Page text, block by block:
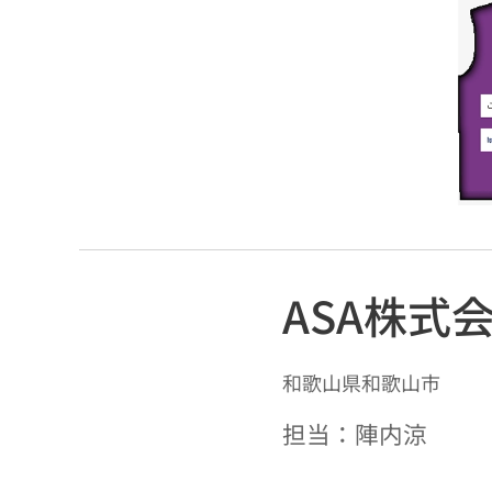
ASA株式
和歌山県和歌山市
担当：陣内涼